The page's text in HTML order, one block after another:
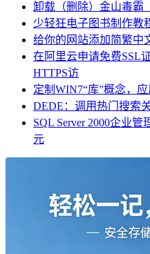
卸载（删除）金山毒霸
少轻狂电子图书制作教
给你的网站添加简繁中
在阿里云申请免费SSL
HTTPS访
定制WIN7“库”概念，应
DEDE：调用热门搜索
SQL Server 2000企业
元